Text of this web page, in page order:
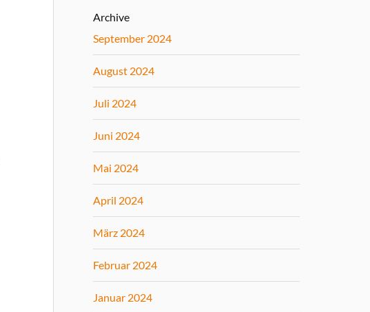
Archive
September 2024
August 2024
Juli 2024
Juni 2024
Mai 2024
April 2024
März 2024
Februar 2024
Januar 2024